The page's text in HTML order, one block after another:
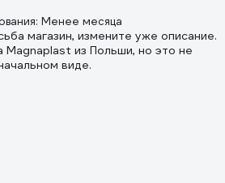
Менее месяца
магазин, измените уже описание.
из Польши, но это не
виде.